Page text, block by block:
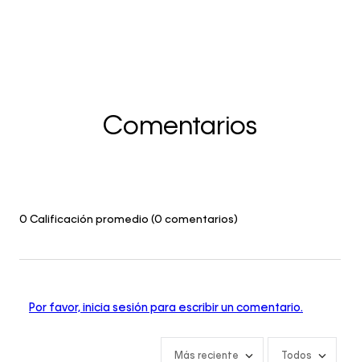
Comentarios
0 Calificación promedio (0 comentarios)
Por favor, inicia sesión para escribir un comentario.
Más reciente Todos